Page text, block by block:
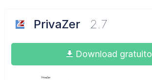
PrivaZer 2.7
Download gratuito